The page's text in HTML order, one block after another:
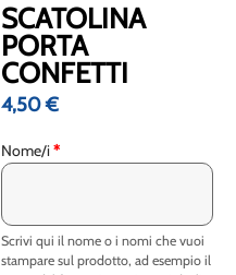
SCATOLINA
PORTA
CONFETTI
4,50€
Nome/i*
Scrivi qui il nome o i nomi che vuoi
stampare sul prodotto, ad esempio il